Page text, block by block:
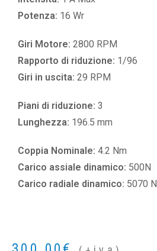
Potenza: 16 Wr
Giri Motore: 2800 RPM
Rapporto di riduzione: 1/96
Giri in uscita: 29 RPM
Piani di riduzione: 3
Lunghezza: 196.5 mm
Coppia Nominale: 4.2 Nm
Carico assiale dinamico: 500N
Carico radiale dinamico: 5070 N